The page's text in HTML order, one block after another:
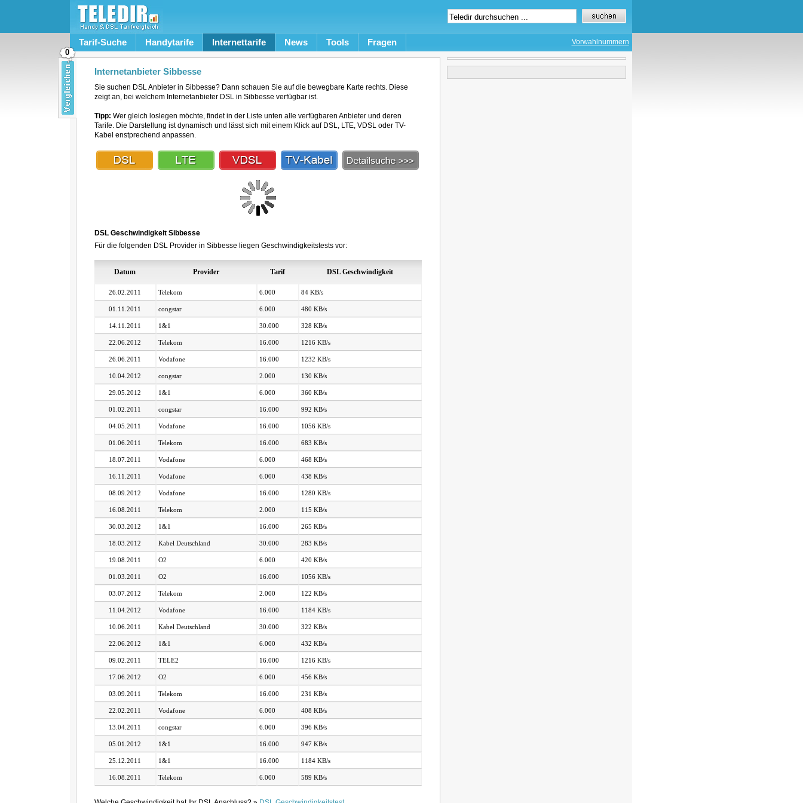
Tarif-Suche Handytarife Internettarife News Tools Fragen Vorwahlnummern
Internetanbieter Sibbesse
Sie suchen DSL Anbieter in Sibbesse? Dann schauen Sie auf die bewegbare Karte rechts. Diese
zeigt an, bei welchem Internetanbieter DSL in Sibbesse verfügbar ist.
Tipp: Wer gleich loslegen möchte, findet in der Liste unten alle verfügbaren Anbieter und deren
Tarife. Die Darstellung ist dynamisch und lässt sich mit einem Klick auf DSL, LTE, VDSL oder TV-
Kabel enstprechend anpassen.
DSL Geschwindigkeit Sibbesse
Für die folgenden DSL Provider in Sibbesse liegen Geschwindigkeitstests vor:
Datum Provider Tarif DSL Geschwindigkeit
26.02.2011 Telekom 6.000 84 KB/s
01.11.2011 congstar 6.000 480 KB/s
14.11.2011 1&1 30.000 328 KB/s
22.06.2012 Telekom 16.000 1216 KB/s
26.06.2011 Vodafone 16.000 1232 KB/s
10.04.2012 congstar 2.000 130 KB/s
29.05.2012 1&1 6.000 360 KB/s
01.02.2011 congstar 16.000 992 KB/s
04.05.2011 Vodafone 16.000 1056 KB/s
01.06.2011 Telekom 16.000 683 KB/s
18.07.2011 Vodafone 6.000 468 KB/s
16.11.2011 Vodafone 6.000 438 KB/s
08.09.2012 Vodafone 16.000 1280 KB/s
16.08.2011 Telekom 2.000 115 KB/s
30.03.2012 1&1 16.000 265 KB/s
18.03.2012 Kabel Deutschland 30.000 283 KB/s
19.08.2011 O2 6.000 420 KB/s
01.03.2011 O2 16.000 1056 KB/s
03.07.2012 Telekom 2.000 122 KB/s
11.04.2012 Vodafone 16.000 1184 KB/s
10.06.2011 Kabel Deutschland 30.000 322 KB/s
22.06.2012 1&1 6.000 432 KB/s
09.02.2011 TELE2 16.000 1216 KB/s
17.06.2012 O2 6.000 456 KB/s
03.09.2011 Telekom 16.000 231 KB/s
22.02.2011 Vodafone 6.000 408 KB/s
13.04.2011 congstar 6.000 396 KB/s
05.01.2012 1&1 16.000 947 KB/s
25.12.2011 1&1 16.000 1184 KB/s
16.08.2011 Telekom 6.000 589 KB/s
0